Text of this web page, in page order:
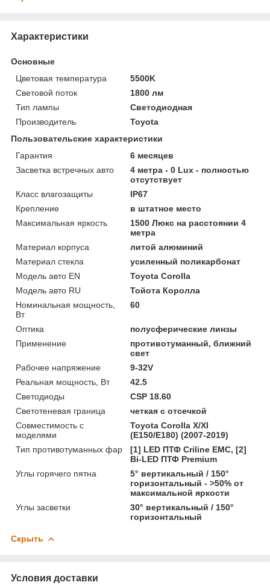
Характеристики
Основные
Цветовая температура
5500K
Световой поток
1800 лм
Тип лампы
Светодиодная
Производитель
Toyota
Пользовательские характеристики
Гарантия
6 месяцев
Засветка встречных авто
4 метра - 0 Lux - полностью
отсутствует
Класс влагозащиты
IP67
Крепление
в штатное место
Максимальная яркость
1500 Люкс на расстоянии 4
метра
Материал корпуса
литой алюминий
Материал стекла
усиленный поликарбонат
Модель авто EN
Toyota Corolla
Модель авто RU
Тойота Королла
Номинальная мощность,
Вт
60
Оптика
полусферические линзы
Применение
противотуманный, ближний
свет
Рабочее напряжение
9-32V
Реальная мощность, Вт
42.5
Светодиоды
CSP 18.60
Светотеневая граница
четкая с отсечкой
Совместимость с
моделями
Toyota Corolla X/XI
(E150/E180) (2007-2019)
Тип противотуманных фар
[1] LED ПТФ Crilinе EMC, [2]
Bi-LED ПТФ Premium
Углы горячего пятна
5° вертикальный / 150°
горизонтальный - >50% от
максимальной яркости
Углы засветки
30° вертикальный / 150°
горизонтальный
Скрыть
Условия доставки